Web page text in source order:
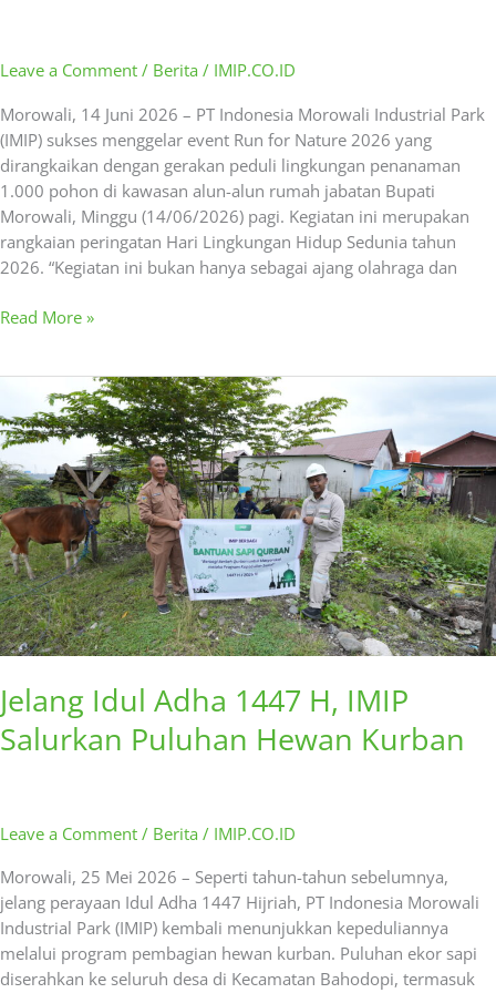
Leave a Comment / Berita / IMIP.CO.ID
Morowali, 14 Juni 2026 – PT Indonesia Morowali Industrial Park
(IMIP) sukses menggelar event Run for Nature 2026 yang
dirangkaikan dengan gerakan peduli lingkungan penanaman
1.000 pohon di kawasan alun-alun rumah jabatan Bupati
Morowali, Minggu (14/06/2026) pagi. Kegiatan ini merupakan
rangkaian peringatan Hari Lingkungan Hidup Sedunia tahun
2026. “Kegiatan ini bukan hanya sebagai ajang olahraga dan
Read More »
Jelang Idul Adha 1447 H, IMIP
Salurkan Puluhan Hewan Kurban
Leave a Comment / Berita / IMIP.CO.ID
Morowali, 25 Mei 2026 – Seperti tahun-tahun sebelumnya,
jelang perayaan Idul Adha 1447 Hijriah, PT Indonesia Morowali
Industrial Park (IMIP) kembali menunjukkan kepeduliannya
melalui program pembagian hewan kurban. Puluhan ekor sapi
diserahkan ke seluruh desa di Kecamatan Bahodopi, termasuk
Idul
Adha
1447
H,
IMIP
Salurkan
Puluhan
Hewan
Kurban